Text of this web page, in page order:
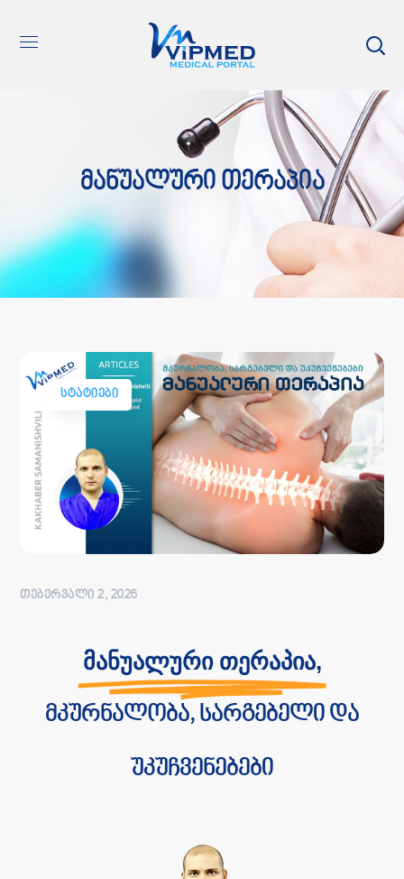
Მანუალური Თერაპია
ᲡᲢᲐᲢᲘᲔᲑᲘ
ᲗᲔᲑᲔᲠᲕᲐᲚᲘ 2, 2026
მანუალური თერაპია,
მკურნალობა, სარგებელი და
უკუჩვენებები